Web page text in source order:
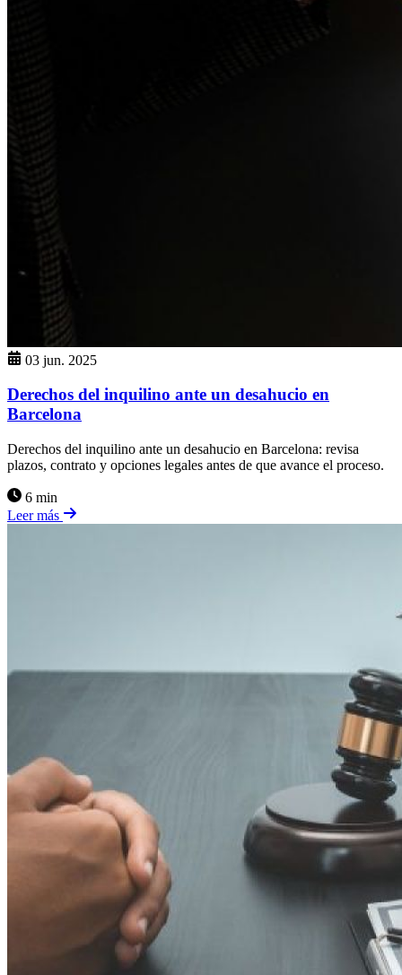
03 jun. 2025
Derechos del inquilino ante un desahucio en
Barcelona
Derechos del inquilino ante un desahucio en Barcelona: revisa
plazos, contrato y opciones legales antes de que avance el proceso.
6 min
Leer más